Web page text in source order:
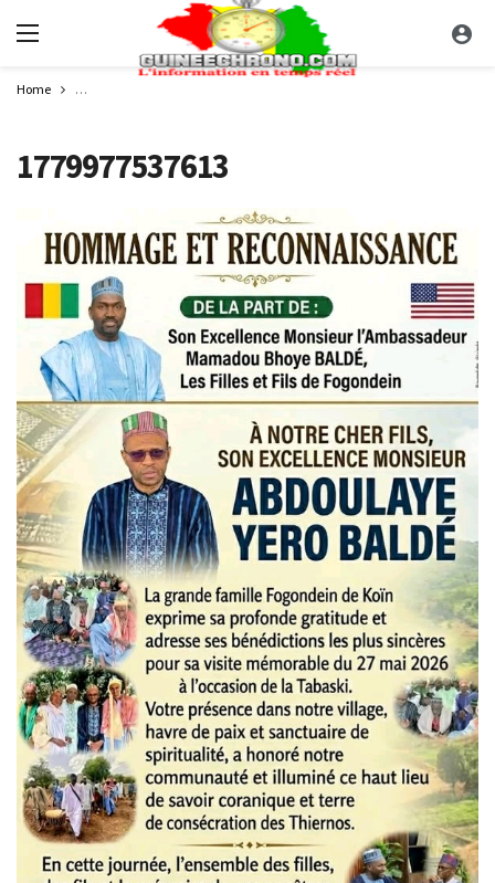
Home Fogondein de Koïn : la grande famille exprime sa reconnaissance à Son
1779977537613